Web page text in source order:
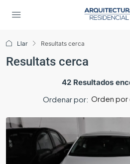
Llar Resultats cerca
Resultats cerca
42 Resultados
Ordenar por: Orden